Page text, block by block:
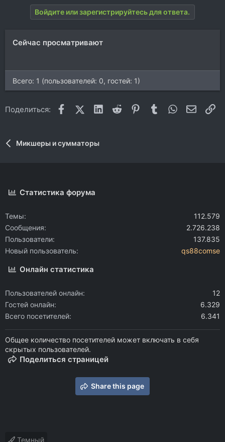
Войдите или зарегистрируйтесь для ответа.
Сейчас просматривают
Всего: 1 (пользователей: 0, гостей: 1)
Поделиться: FacebookX (Twitter)
LinkedIn
Reddit Pinterest
Tumblr WhatsApp
Микшеры и сумматоры
Статистика форума
Темы
112.579
Сообщения
2.726.238
Пользователи
137.835
Новый пользователь
qs88comse
Онлайн статистика
Пользователей онлайн
12
Гостей онлайн
6.329
Всего посетителей
6.341
Общее количество посетителей может включать в себя
скрытых пользователей.
Поделиться страницей
Share this page
Темный